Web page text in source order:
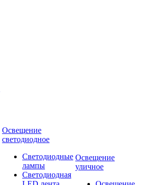
Освещение
светодиодное
Светодиодные
лампы
Светодиодная
Освещение
уличное